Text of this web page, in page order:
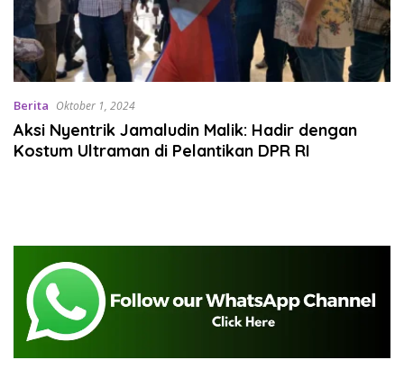
Berita Oktober 1, 2024
Aksi Nyentrik Jamaludin Malik: Hadir dengan
Kostum Ultraman di Pelantikan DPR RI